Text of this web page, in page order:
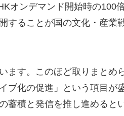
オンデマンド開始時の100
することが国の文化・産業
ます。このほど取りまとめ
ブ化の促進」という項目が
蓄積と発信を推し進めると